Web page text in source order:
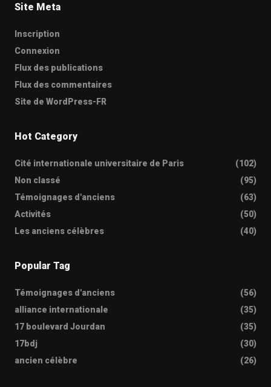
Site Meta
Inscription
Connexion
Flux des publications
Flux des commentaires
Site de WordPress-FR
Hot Category
Cité internationale universitaire de Paris
(102)
Non classé
(95)
Témoignages d'anciens
(63)
Activités
(50)
Les anciens célèbres
(40)
Popular Tag
Témoignages d'anciens
(56)
alliance internationale
(35)
17 boulevard Jourdan
(35)
17bdj
(30)
ancien célèbre
(26)